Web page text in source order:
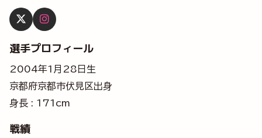
選手プロフィール
2004年1月28日生
京都府京都市伏見区出身
身長 : 171cm
戦績